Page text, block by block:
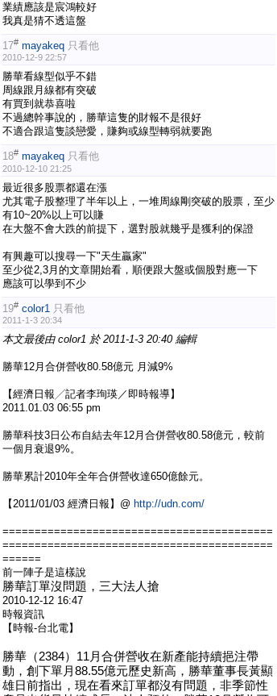
業績應該是宸鴻較好
我真是猜不透這盤
17# mayakeq 只看他
2010-12-9 22:57
勝華看線型似乎不錯
周線跟月線都有突破
有買到就恭喜啦
不過總幹事說的，勝華這隻的財報不是很好
不適合跟這隻談戀愛，賺夠或線型轉弱就要跑
18# mayakeq 只看他
2010-12-10 21:25
最近很多股票都還在漲
尤其電子股整理了半年以上，一堆周線剛突破的股票，至少
有10~20%以上可以賺
在大盤不會大跌的前提下，選對股就幾乎是獲利的保證
有興趣可以搜尋一下"天生贏家"
至少從2,3月的文章開始看，順便跟大盤或個股對應一下
應該可以學到不少
19# color1 只看他
2011-1-3 20:34
本文最後由 color1 於 2011-1-3 20:40 編輯
勝華12月合併營收80.58億元 月減9%
【經濟日報╱記者李珣瑛／即時報導】
2011.01.03 06:55 pm
勝華科技3日公布自結去年12月合併營收80.58億元，較前
一個月衰退9%。
勝華累計2010年全年合併營收達650億餘元。
【2011/01/03 經濟日報】@ http://udn.com/
==========================================
==========================================
======
前一陣子是這樣說
勝華訂單沒問題，三大法人搶
2010-12-12 16:47
時報資訊
【時報-台北電】
勝華（2384）11月合併營收在新產能持續挹注帶
動，創下單月88.55億元歷史新高，勝華董事長黃顯
雄日前指出，現在看來訂單都沒有問題，非季節性